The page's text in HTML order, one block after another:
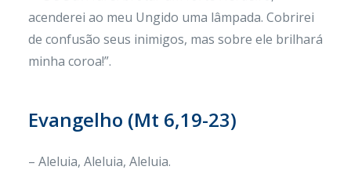
acenderei ao meu Ungido uma lâmpada. Cobrirei
de confusão seus inimigos, mas sobre ele brilhará
minha coroa!”.
Evangelho (Mt 6,19-23)
– Aleluia, Aleluia, Aleluia.